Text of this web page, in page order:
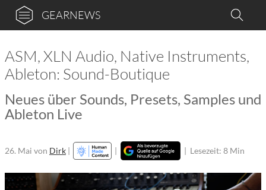
GEARNEWS
ASM, XLN Audio, Native Instruments,
Ableton: Sound-Boutique
Neues über Sounds, Presets, Samples und
Ableton Live
26. Mai von Dirk | | | Lesezeit: 8 Min